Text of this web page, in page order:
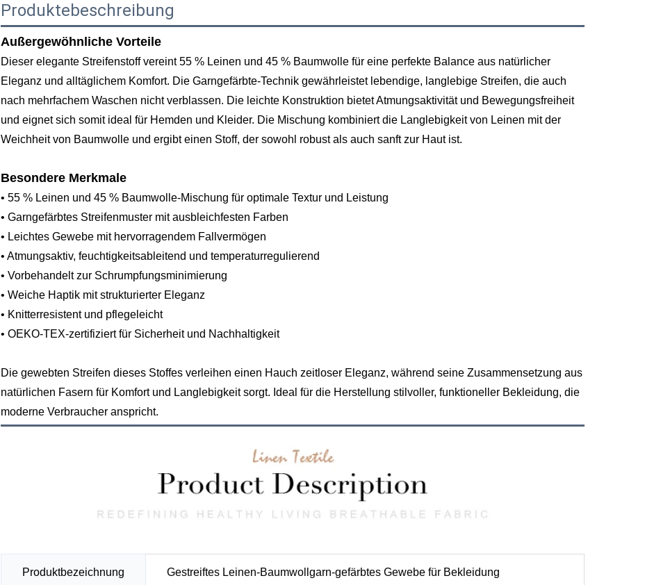
Produktebeschreibung
Außergewöhnliche Vorteile
Dieser elegante Streifenstoff vereint 55 % Leinen und 45 % Baumwolle für eine perfekte Balance aus natürlicher
Eleganz und alltäglichem Komfort. Die Garngefärbte-Technik gewährleistet lebendige, langlebige Streifen, die auch
nach mehrfachem Waschen nicht verblassen. Die leichte Konstruktion bietet Atmungsaktivität und Bewegungsfreiheit
und eignet sich somit ideal für Hemden und Kleider. Die Mischung kombiniert die Langlebigkeit von Leinen mit der
Weichheit von Baumwolle und ergibt einen Stoff, der sowohl robust als auch sanft zur Haut ist.
Besondere Merkmale
• 55 % Leinen und 45 % Baumwolle-Mischung für optimale Textur und Leistung
• Garngefärbtes Streifenmuster mit ausbleichfesten Farben
• Leichtes Gewebe mit hervorragendem Fallvermögen
• Atmungsaktiv, feuchtigkeitsableitend und temperaturregulierend
• Vorbehandelt zur Schrumpfungsminimierung
• Weiche Haptik mit strukturierter Eleganz
• Knitterresistent und pflegeleicht
• OEKO-TEX-zertifiziert für Sicherheit und Nachhaltigkeit
Die gewebten Streifen dieses Stoffes verleihen einen Hauch zeitloser Eleganz, während seine Zusammensetzung aus
natürlichen Fasern für Komfort und Langlebigkeit sorgt. Ideal für die Herstellung stilvoller, funktioneller Bekleidung, die
moderne Verbraucher anspricht.
Produktbezeichnung Gestreiftes Leinen-Baumwollgarn-gefärbtes Gewebe für Bekleidung